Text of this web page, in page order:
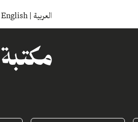
English | العربية
مكتبة